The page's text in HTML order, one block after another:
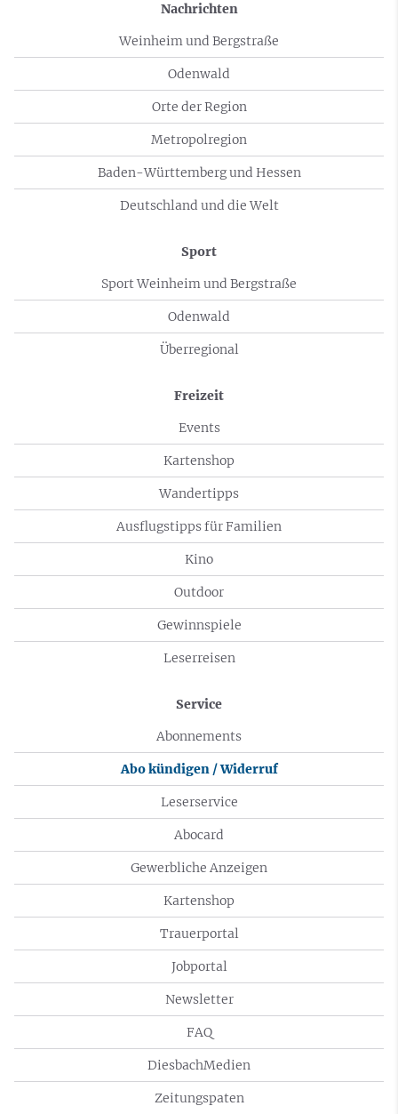
Nachrichten
Weinheim und Bergstraße
Odenwald
Orte der Region
Metropolregion
Baden-Württemberg und Hessen
Deutschland und die Welt
Sport
Sport Weinheim und Bergstraße
Odenwald
Überregional
Freizeit
Events
Kartenshop
Wandertipps
Ausflugstipps für Familien
Kino
Outdoor
Gewinnspiele
Leserreisen
Service
Abonnements
Abo kündigen / Widerruf
Leserservice
Abocard
Gewerbliche Anzeigen
Kartenshop
Trauerportal
Jobportal
Newsletter
FAQ
DiesbachMedien
Zeitungspaten